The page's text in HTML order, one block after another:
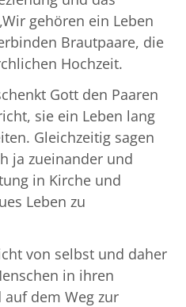
gehören ein Leben
Brautpaare, die
Hochzeit.
Gott den Paaren
sie ein Leben lang
Gleichzeitig sagen
ja zueinander und
in Kirche und
Leben zu
von selbst und daher
in ihren
dem Weg zur